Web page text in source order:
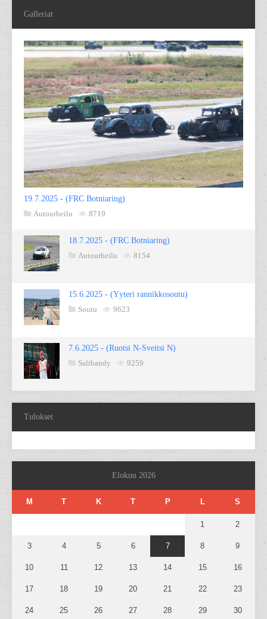
Galleriat
19.7.2025 - (FRC Botniaring)
Autourheilu
8719
18.7.2025 - (FRC Botniaring)
Autourheilu
8154
15.6.2025 - (Yyteri rannikkosoutu)
Soutu
9623
7.6.2025 - (Ruotsi N-Sveitsi N)
Salibandy
9259
Tulokset
Elokuu 2026
M T K T P L S
1 2
3 4 5 6 7 8 9
10 11 12 13 14 15 16
17 18 19 20 21 22 23
24 25 26 27 28 29 30